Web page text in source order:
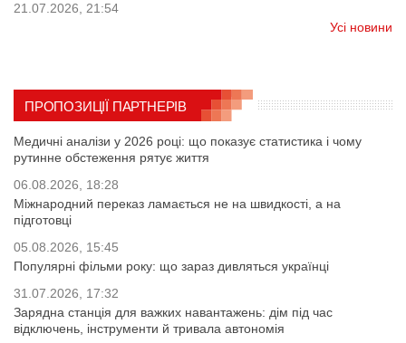
21.07.2026, 21:54
Усі новини
ПРОПОЗИЦІЇ ПАРТНЕРІВ
Медичні аналізи у 2026 році: що показує статистика і чому
рутинне обстеження рятує життя
06.08.2026, 18:28
Міжнародний переказ ламається не на швидкості, а на
підготовці
05.08.2026, 15:45
Популярні фільми року: що зараз дивляться українці
31.07.2026, 17:32
Зарядна станція для важких навантажень: дім під час
відключень, інструменти й тривала автономія